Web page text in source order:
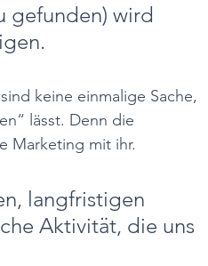
gefunden) wird
keine einmalige Sache,
lässt. Denn die
Marketing mit ihr.
langfristigen
Aktivität, die uns